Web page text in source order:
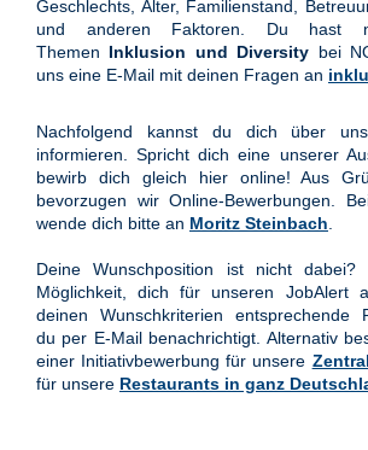
Geschlechts, Alter, Familienstand,
und anderen Faktoren. Du hast
Themen Inklusion und Diversity bei
uns eine E-Mail mit deinen Fragen an
Nachfolgend kannst du dich über
informieren. Spricht dich eine unserer
bewirb dich gleich hier online! Aus
bevorzugen wir Online-Bewerbungen.
wende dich bitte an Moritz Steinbach
Deine Wunschposition ist nicht
Möglichkeit, dich für unseren JobAlert
deinen Wunschkriterien
du per E-Mail benachrichtigt. Alternativ
einer Initiativbewerbung für unsere
für unsere Restaurants in ganz